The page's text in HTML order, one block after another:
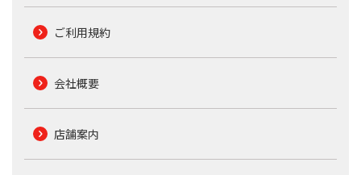
ご利用規約
会社概要
店舗案内